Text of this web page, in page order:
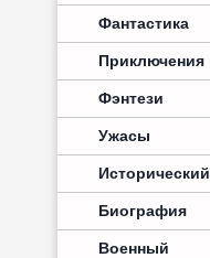
Фантастика
Приключения
Фэнтези
Ужасы
Исторический
Биография
Военный